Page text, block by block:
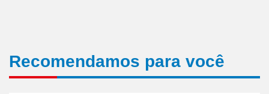
Recomendamos para você